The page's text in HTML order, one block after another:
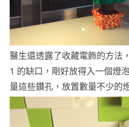
醫生還透露了收藏電飾的方法
1 的缺口，剛好放得入一個燈
量這些鑽孔，放置數量不少的